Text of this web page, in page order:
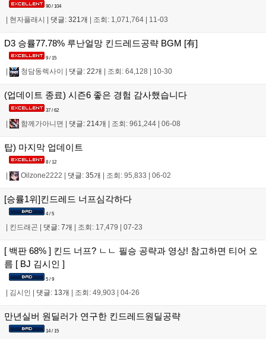
90 / 104
| 현자플래시 | 댓글: 321개 | 조회: 1,071,764 | 11-03
D3 승률77.78% 루난얼망 킨드레드공략 BGM [有]
9 / 15
청담동렉사이 댓글: 22개 조회: 64,128 10-30
(업데이트 종료) 시즌6 좋은 경험 감사했습니다
37 / 62
| 함께가아니면 | 댓글: 214개 | 조회: 961,244 | 06-08
탑) 마지막 업데이트
8 / 12
Oilzone2222 댓글: 35개 조회: 95,833 06-02
[승률1위]킨드레드 너프심각하다
4 / 5
킨드래곤 댓글: 7개 조회: 17,479 07-23
[ 백판 68% ] 킨드 너프? ㄴㄴ 필승 공략과 영상! 참고하면 티어 오
름 [ BJ 김시인 ]
5 / 9
| 김시인 | 댓글: 13개 | 조회: 49,903 | 04-26
만년실버 원딜러가 연구한 킨드레드원딜공략
14 / 15